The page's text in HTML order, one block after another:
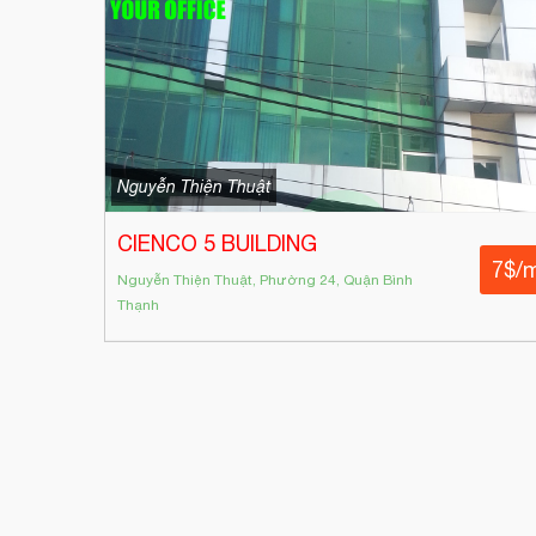
Nguyễn Thiện Thuật
CIENCO 5 BUILDING
Nguyễn Thiện Thuật, Phường 24, Quận Bình
Thạnh
7$/